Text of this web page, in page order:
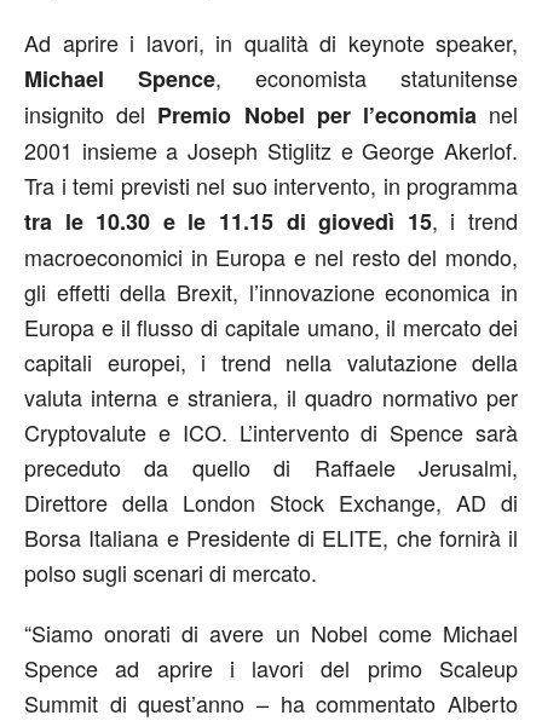
Ad aprire i lavori, in qualità di keynote speaker,
Michael Spence, economista statunitense
insignito del Premio Nobel per l’economianel
2001 insieme a Joseph Stiglitz e George Akerlof.
Tra i temi previsti nel suo intervento, in programma
tra le 10.30 e le 11.15 di giovedì 15, i trend
macroeconomici in Europa e nel resto del mondo,
gli effetti della Brexit, l’innovazione economica in
Europa e il flusso di capitale umano, il mercato dei
capitali europei, i trend nella valutazione della
valuta interna e straniera, il quadro normativo per
Cryptovalute e ICO. L’intervento di Spence sarà
preceduto da quello di Raffaele Jerusalmi,
Direttore della London Stock Exchange, AD di
Borsa Italiana e Presidente di ELITE, che fornirà il
polso sugli scenari di mercato.
“Siamo onorati di avere un Nobel come Michael
Spence ad aprire i lavori del primo Scaleup
Summit di quest’anno – ha commentato Alberto